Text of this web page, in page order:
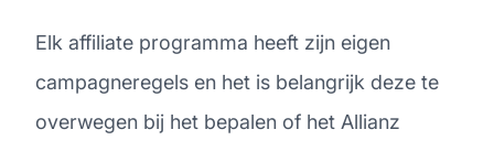
Elk affiliate programma heeft zijn eigen
campagneregels en het is belangrijk deze te
overwegen bij het bepalen of het Allianz